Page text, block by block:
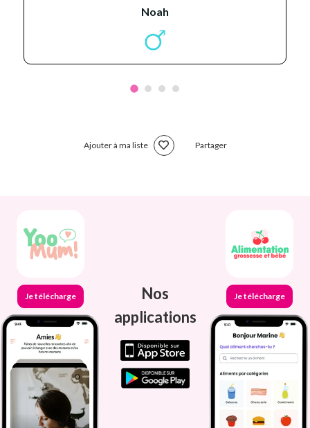
noah
Ajouter à ma liste Partager
Je télécharge
Nos
applications
Je télécharge